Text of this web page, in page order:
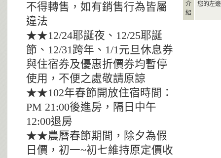
不得轉售，如有銷售行為皆屬
違法
★★12/24耶誕夜、12/25耶誕
節、12/31跨年、1/1元旦休息券
與住宿券及優惠折價券均暫停
使用，不便之處敬請原諒
★★102年春節開放住宿時間：
PM 21:00後進房，隔日中午
12:00退房
★★農曆春節期間，除夕為假
日價，初一~初七維持原定價收
介
紹
您的左